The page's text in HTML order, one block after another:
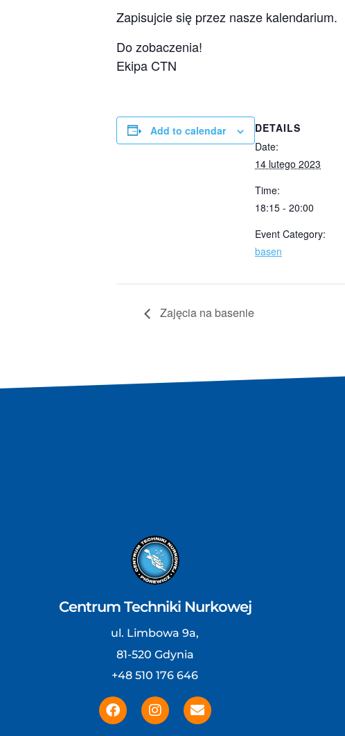
Zapisujcie się przez nasze kalendarium.
Do zobaczenia!
Ekipa CTN
Add to calendar
DETAILS
Date:
14 lutego 2023
Time:
18:15 - 20:00
Event Category:
basen
Zajęcia na basenie
Centrum Techniki Nurkowej
ul. Limbowa 9a,
81-520 Gdynia
+48 510 176 646